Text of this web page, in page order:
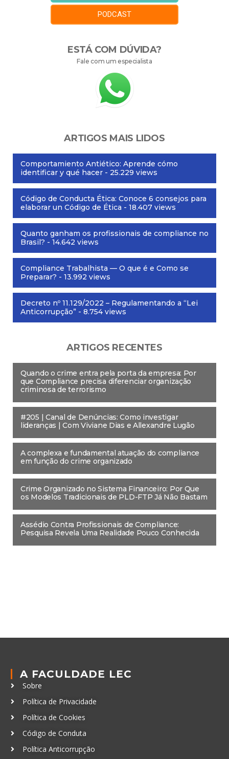
PODCAST
ESTÁ COM DÚVIDA?
Fale com um especialista
ARTIGOS MAIS LIDOS
Comportamiento Antiético: Aprende cómo
identificar y qué hacer - 25.229 views
Código de Conducta Ética: Conoce 6 consejos para
elaborar un Código de Ética - 18.407 views
Quanto ganham os profissionais de compliance no
Brasil? - 14.642 views
Compliance Trabalhista — O que é e Como se
Preparar? - 13.992 views
Decreto nº 11.129/2022 – Regulamentando a “Lei
Anticorrupção” - 8.754 views
ARTIGOS RECENTES
Quando o crime entra pela porta da empresa: Por
que Compliance precisa diferenciar organização
criminosa de terrorismo
#205 | Canal de Denúncias: Como investigar
lideranças | Com Viviane Dias e Allexandre Lugão
A complexa e fundamental atuação do compliance
em função do crime organizado
Crime Organizado no Sistema Financeiro: Por Que
os Modelos Tradicionais de PLD-FTP Já Não Bastam
Assédio Contra Profissionais de Compliance:
Pesquisa Revela Uma Realidade Pouco Conhecida
A FACULDADE LEC
Sobre
Política de Privacidade
Política de Cookies
Código de Conduta
Política Anticorrupção